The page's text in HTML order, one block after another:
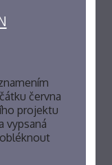
června
projektu
vypsaná